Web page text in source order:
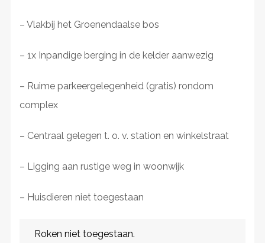
– Vlakbij het Groenendaalse bos
– 1x Inpandige berging in de kelder aanwezig
– Ruime parkeergelegenheid (gratis) rondom
complex
– Centraal gelegen t. o. v. station en winkelstraat
– Ligging aan rustige weg in woonwijk
– Huisdieren niet toegestaan
Roken niet toegestaan.